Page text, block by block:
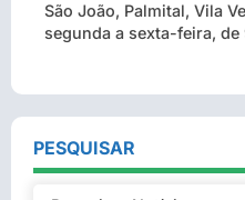
São João, Palmital, Vila
segunda a sexta-feira, de
PESQUISAR